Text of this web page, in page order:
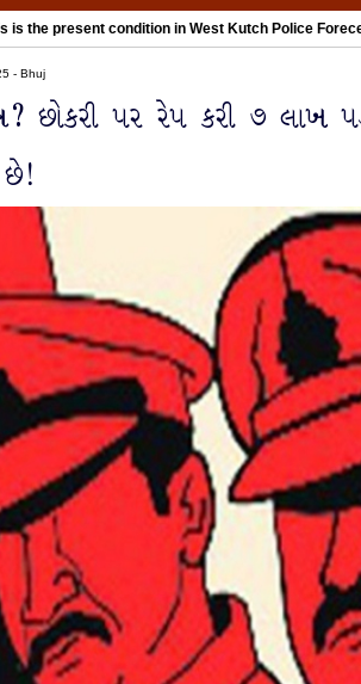
is the present condition in West Kutch Police
- Bhuj
છોકરી પર રેપ કરી ૭ લાખ
છે!